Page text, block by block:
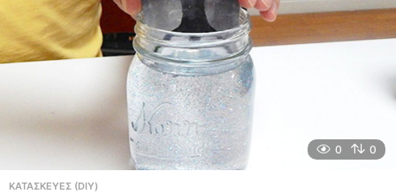
0 0
ΚΑΤΑΣΚΕΥΕΣ (DIY)